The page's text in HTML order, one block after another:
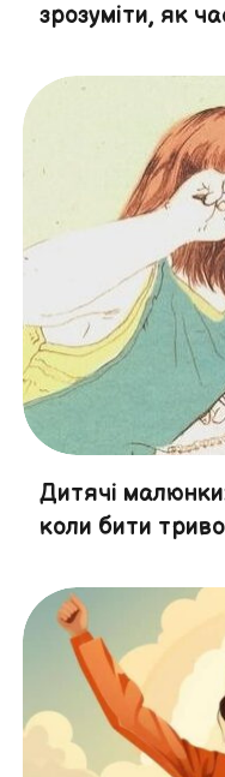
зрозуміти, як
Дитячі
коли бити